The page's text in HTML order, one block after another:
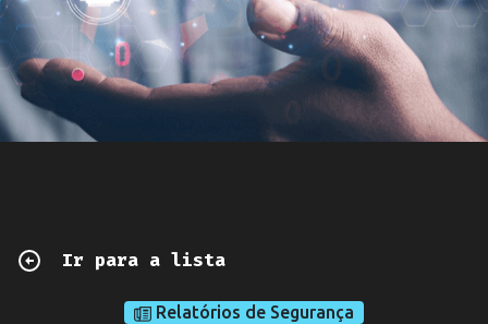
Ir para a lista
Relatórios de Segurança